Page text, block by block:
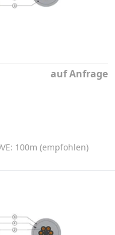
auf Anfrage
VE: 100m (empfohlen)